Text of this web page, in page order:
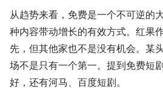
从趋势来看，免费是一个不可逆的
种内容带动增长的有效方式。红果
先，但其他家也不是没有机会。某
场不是只有一个第一。提到免费短
好，还有河马、百度短剧。